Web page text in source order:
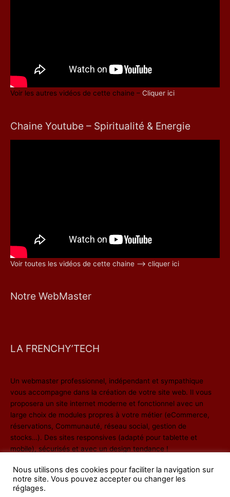
Voir les autres vidéos de cette chaine – Cliquer ici
Chaine Youtube – Spiritualité & Energie
Voir toutes les vidéos de cette chaine –> cliquer ici
Notre WebMaster
LA FRENCHY’TECH
Un webmaster professionnel, indépendant et sympathique
vous accompagne dans la création de votre site web. Il vous
proposera un site internet moderne et fonctionnel avec un
large choix de modules propres à votre métier (eCommerce,
réservations, Communauté, réseau social, gestion de
stocks…). Des sites responsives (adapté pour tablette et
mobile), sécurisés et avec un design tendance !
Nous utilisons des cookies pour faciliter la navigation sur
notre site. Vous pouvez accepter ou changer les
réglages.